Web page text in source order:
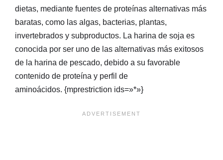
dietas, mediante fuentes de proteínas alternativas más
baratas, como las algas, bacterias, plantas,
invertebrados y subproductos. La harina de soja es
conocida por ser uno de las alternativas más exitosos
de la harina de pescado, debido a su favorable
contenido de proteína y perfil de
aminoácidos. {mprestriction ids=»*»}